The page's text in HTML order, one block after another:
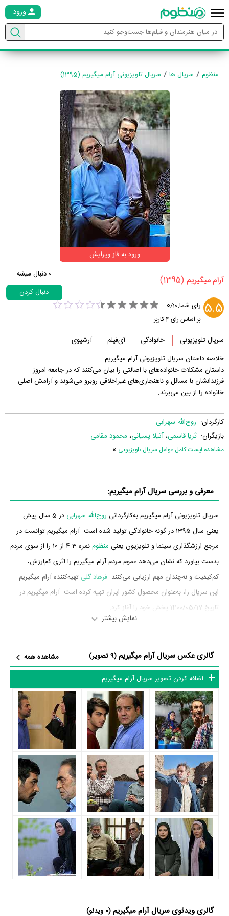
ورود
منظوم سریال ها سریال تلویزیونی آرام میگیریم (1395)
ورود به فاز ویرایش
‏آرام میگیریم‏ (1395)
0 دنبال میشه
دنبال کردن
5.5 رای شما: 0/10
بر اساس رای4کاربر
سریال تلویزیونی خانوادگی آی‌فیلم
آرشیوی
خلاصه داستان سریال تلویزیونی آرام میگیریم
داستان مشکلات خانواده‌های با اصالتی را بیان می‌کنند که در جامعه امروز
فرزندانشان با مسائل و ناهنجاری‌های غیراخلاقی روبرو می‌شوند و آرامش اصلی
خانواده را از بین می‌برند.
کارگردان: روح‌الله سهرابی
بازیگران: ثریا قاسمی، آتیلا پسیانی، محمود مقامی
مشاهده لیست کامل عوامل سریال تلویزیونی »
معرفی و بررسی سریال آرام میگیریم:
سریال تلویزیونی آرام میگیریم به‌کارگردانی روح‌الله سهرابی
در 5 سال پیش
یعنی سال 1395 در گونه خانوادگی تولید شده است. آرام میگیریم توانست در
مرجع ارزشگذاری سینما و تلویزیون یعنی منظوم
نمره 4.3 از 10 را از سوی مردم
بدست بیاورد که نشان می‌دهد عموم مردم آرام میگیریم را اثری کم‌ارزش،
کم‌کیفیت و نه‌چندان مهم ارزیابی می‌کنند. فرهاد گلی تهیه‌کننده آرام میگیریم
این سریال را، به‌عنوان محصول کشور ایران تهیه کرده است. آرام میگیریم در
تاریخ 1400/05/17 پخش خود را آغاز کرد.
بازیگران سریال آرام میگیریم چه کسانی هستند؟ در آرام میگیریم بازیگرانی
چونثریا قاسمی،آتیلا پسیانی،محمود مقامی،هوشنگ توکلی،نسرین نکیسا،
لعیا زنگنهوارسلان قاسمیبه ایفای نقش و بازیگری پرداخته‌اند. در سریال آرام
میگیریم حدود 38 بازیگر جلوی دوربین رفته‌اند که از نظر تعداد بازیگران
می‌توان آرام میگیریم را یک اثر بزرگ، پربازیگر و با تعداد شخصیت‌های داستانی
بسیار عنوان کرد. از این‌لحاظ کارگردانی سریال آرام میگیریم باتوجه به بازی
گرفتن از این تعداد بازیگر و مدیریت آنها کار بسیار دشواری بوده است؛ باید
بررسی کرد آیاروح‌الله سهرابیبه‌عنوان کارگردان و به‌عنوان بازیگردان و همچنین
تیم بازیگری آرام میگیریم توانسته‌اند در این زمینه موفق باشند و بازی‌های
درخشانی را نمایش دهند؟
از دیگر بازیگران سریال آرام میگیریم می‌توان بهمهدی سلوکی،لیلا اوتادی،
مهدی ماهانی، نگار عابدی مونا فرجاد،حمیدرضا هدایتی،کامران تفتیوشیما
نیک‌پوراشاره کرد.
داستان سریال آرام میگیریم
میگیریم توسط
فریدون فرهودی روح‌الله سهرابی
نمایش بیشتر
گالری عکس سریال آرام میگیریم(9 تصویر)
مشاهده همه
اضافه کردن تصویر سریال آرام میگیریم
گالری ویدئوی سریال آرام میگیریم(0 ویدئو)